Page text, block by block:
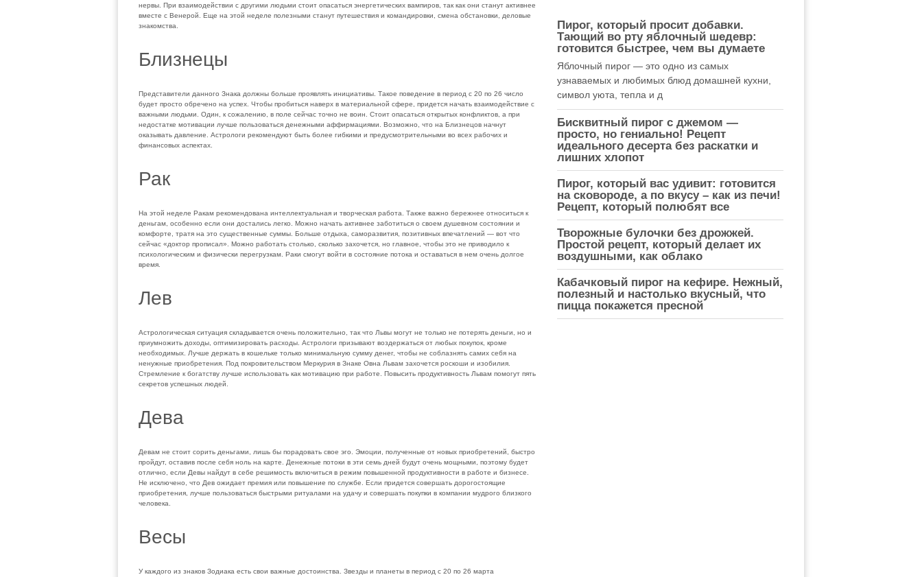
нервы. При взаимодействии с другими людьми стоит опасаться энергетических вампиров, так как они станут активнее
вместе с Венерой. Еще на этой неделе полезными станут путешествия и командировки, смена обстановки, деловые
знакомства.
Близнецы
Представители данного Знака должны больше проявлять инициативы. Такое поведение в период с 20 по 26 число
будет просто обречено на успех. Чтобы пробиться наверх в материальной сфере, придется начать взаимодействие с
важными людьми. Один, к сожалению, в поле сейчас точно не воин. Стоит опасаться открытых конфликтов, а при
недостатке мотивации лучше пользоваться денежными аффирмациями. Возможно, что на Близнецов начнут
оказывать давление. Астрологи рекомендуют быть более гибкими и предусмотрительными во всех рабочих и
финансовых аспектах.
Рак
На этой неделе Ракам рекомендована интеллектуальная и творческая работа. Также важно бережнее относиться к
деньгам, особенно если они достались легко. Можно начать активнее заботиться о своем душевном состоянии и
комфорте, тратя на это существенные суммы. Больше отдыха, саморазвития, позитивных впечатлений — вот что
сейчас «доктор прописал». Можно работать столько, сколько захочется, но главное, чтобы это не приводило к
психологическим и физически перегрузкам. Раки смогут войти в состояние потока и оставаться в нем очень долгое
время.
Лев
Астрологическая ситуация складывается очень положительно, так что Львы могут не только не потерять деньги, но и
приумножить доходы, оптимизировать расходы. Астрологи призывают воздержаться от любых покупок, кроме
необходимых. Лучше держать в кошельке только минимальную сумму денег, чтобы не соблазнять самих себя на
ненужные приобретения. Под покровительством Меркурия в Знаке Овна Львам захочется роскоши и изобилия.
Стремление к богатству лучше использовать как мотивацию при работе. Повысить продуктивность Львам помогут пять
секретов успешных людей.
Дева
Девам не стоит сорить деньгами, лишь бы порадовать свое эго. Эмоции, полученные от новых приобретений, быстро
пройдут, оставив после себя ноль на карте. Денежные потоки в эти семь дней будут очень мощными, поэтому будет
отлично, если Девы найдут в себе решимость включиться в режим повышенной продуктивности в работе и бизнесе.
Не исключено, что Дев ожидает премия или повышение по службе. Если придется совершать дорогостоящие
приобретения, лучше пользоваться быстрыми ритуалами на удачу и совершать покупки в компании мудрого близкого
человека.
Весы
У каждого из знаков Зодиака есть свои важные достоинства. Звезды и планеты в период с 20 по 26 марта
Пирог, который просит добавки.
Тающий во рту яблочный шедевр:
готовится быстрее, чем вы думаете
Яблочный пирог — это одно из самых
узнаваемых и любимых блюд домашней кухни,
символ уюта, тепла и д
Бисквитный пирог с джемом —
просто, но гениально! Рецепт
идеального десерта без раскатки и
лишних хлопот
Пирог, который вас удивит: готовится
на сковороде, а по вкусу – как из печи!
Рецепт, который полюбят все
Творожные булочки без дрожжей.
Простой рецепт, который делает их
воздушными, как облако
Кабачковый пирог на кефире. Нежный,
полезный и настолько вкусный, что
пицца покажется пресной